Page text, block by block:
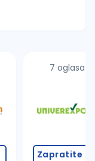
č, ć, š, đ,
7 oglasa
Zapratite